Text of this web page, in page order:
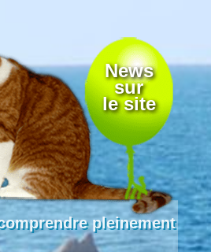
News
sur
le site
pleinement